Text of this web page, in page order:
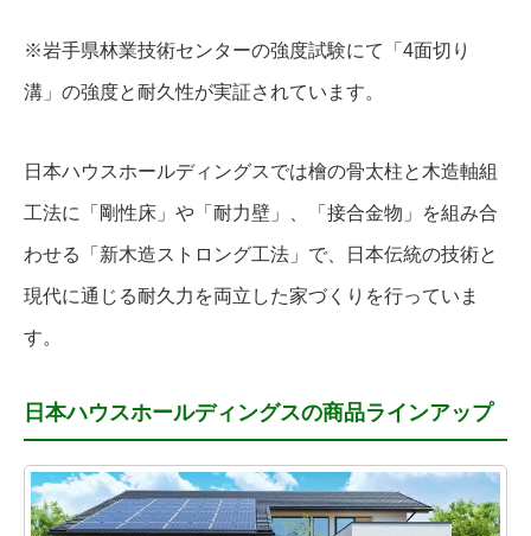
※岩手県林業技術センターの強度試験にて「4面切り
溝」の強度と耐久性が実証されています。
日本ハウスホールディングスでは檜の骨太柱と木造軸組
工法に「剛性床」や「耐力壁」、「接合金物」を組み合
わせる「新木造ストロング工法」で、日本伝統の技術と
現代に通じる耐久力を両立した家づくりを行っていま
す。
日本ハウスホールディングスの商品ラインアップ